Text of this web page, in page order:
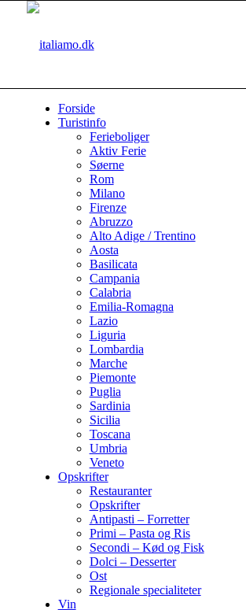
Forside
Turistinfo
Ferieboliger
Aktiv Ferie
Søerne
Rom
Milano
Firenze
Abruzzo
Alto Adige / Trentino
Aosta
Basilicata
Campania
Calabria
Emilia-Romagna
Lazio
Liguria
Lombardia
Marche
Piemonte
Puglia
Sardinia
Sicilia
Toscana
Umbria
Veneto
Opskrifter
Restauranter
Opskrifter
Antipasti – Forretter
Primi – Pasta og Ris
Secondi – Kød og Fisk
Dolci – Desserter
Ost
Regionale specialiteter
Vin